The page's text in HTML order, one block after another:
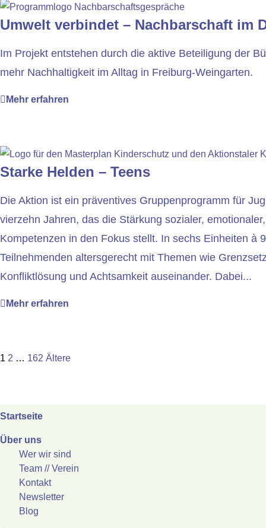
Umwelt verbindet – Nachbarschaft im
Im Projekt entstehen durch die aktive Beteiligung der
mehr Nachhaltigkeit im Alltag in Freiburg-Weingarten.
Mehr erfahren
Starke Helden – Teens
Die Aktion ist ein präventives Gruppenprogramm für
vierzehn Jahren, das die Stärkung sozialer,
Kompetenzen in den Fokus stellt. In sechs Einheiten à
Teilnehmenden altersgerecht mit Themen wie
Konfliktlösung und Achtsamkeit auseinander. Dabei...
Mehr erfahren
Seitennummerierung
Seite
1 Seite
2 … Seite
162 ÄltereÄltere
Startseite
Über uns
Wer wir sind
Team // Verein
Kontakt
Newsletter
Blog